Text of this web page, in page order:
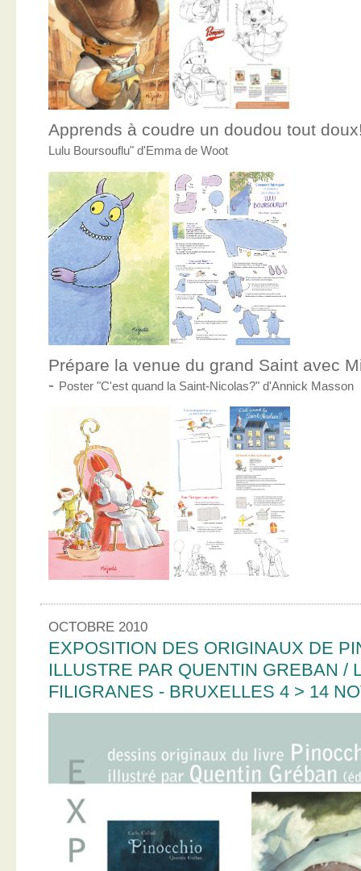
Apprends à coudre un doudou tout
Lulu Boursouflu" d'Emma de Woot
Prépare la venue du grand Saint avec
- Poster "C'est quand la Saint-Nicolas?" d'Annick Masson
OCTOBRE 2010
EXPOSITION DES ORIGINAUX DE
ILLUSTRE PAR QUENTIN GREBAN /
FILIGRANES - BRUXELLES 4 > 14